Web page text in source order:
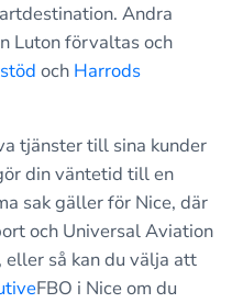
Andra
Luton förvaltas och
och Harrods
tjänster till sina kunder
din väntetid till en
sak gäller för Nice, där
och Universal Aviation
eller så kan du välja att
FBO i Nice om du